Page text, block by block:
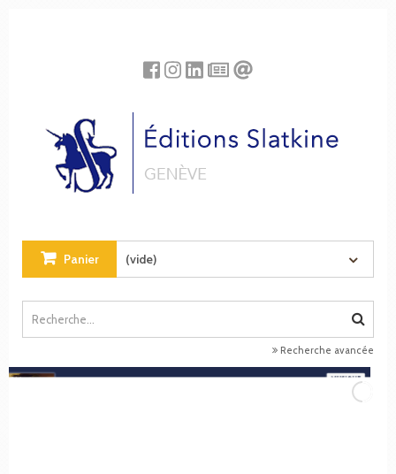
Panier (vide)
Recherche avancée